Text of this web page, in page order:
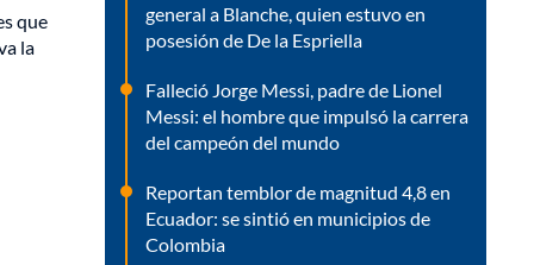
que
la
general a Blanche, quien estuvo en
posesión de De la Espriella
Falleció Jorge Messi, padre de Lionel
Messi: el hombre que impulsó la carrera
del campeón del mundo
Reportan temblor de magnitud 4,8 en
Ecuador: se sintió en municipios de
Colombia